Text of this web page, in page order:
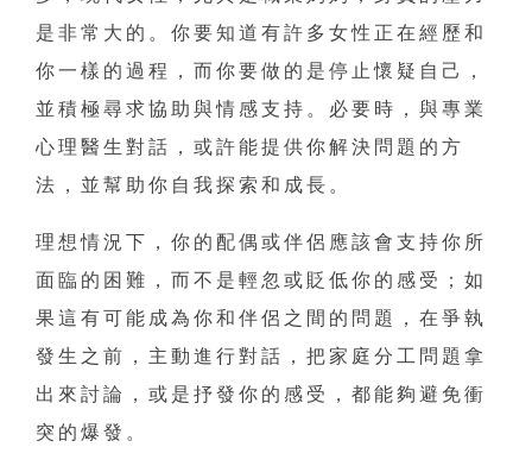
是非常大的。你要知道有許多女性正在經歷和
你一樣的過程，而你要做的是停止懷疑自己，
並積極尋求協助與情感支持。必要時，與專業
心理醫生對話，或許能提供你解決問題的方
法，並幫助你自我探索和成長。
理想情況下，你的配偶或伴侶應該會支持你所
面臨的困難，而不是輕忽或貶低你的感受；如
果這有可能成為你和伴侶之間的問題，在爭執
發生之前，主動進行對話，把家庭分工問題拿
出來討論，或是抒發你的感受，都能夠避免衝
突的爆發。